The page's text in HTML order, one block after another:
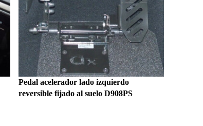
Pedal acelerador lado izquierdo
reversible fijado al suelo D908PS